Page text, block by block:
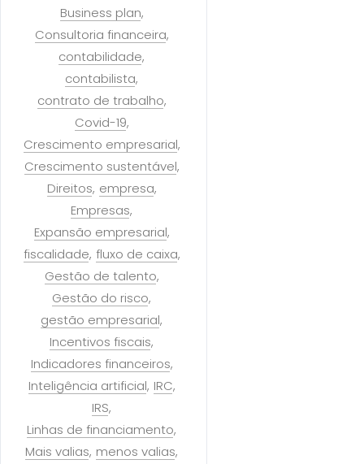
Business plan
Consultoria financeira
contabilidade
contabilista
contrato de trabalho
Covid-19
Crescimento empresarial
Crescimento sustentável
Direitos empresa
Empresas
Expansão empresarial
fiscalidade fluxo de caixa
Gestão de talento
Gestão do risco
gestão empresarial
Incentivos fiscais
Indicadores financeiros
Inteligência artificial IRC
IRS
Linhas de financiamento
Mais valias menos valias